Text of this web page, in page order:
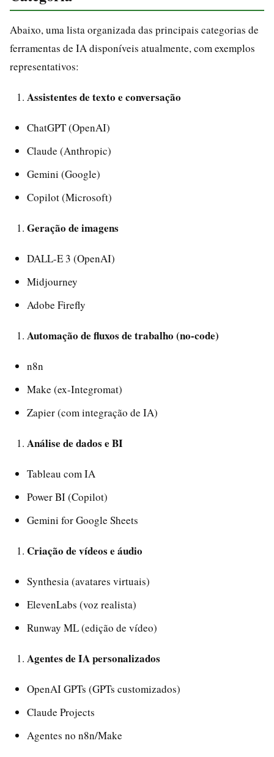
Abaixo, uma lista organizada das principais categorias de
ferramentas de IA disponíveis atualmente, com exemplos
representativos:
Assistentes de texto e conversação
ChatGPT (OpenAI)
Claude (Anthropic)
Gemini (Google)
Copilot (Microsoft)
Geração de imagens
DALL-E 3 (OpenAI)
Midjourney
Adobe Firefly
Automação de fluxos de trabalho (no-code)
n8n
Make (ex-Integromat)
Zapier (com integração de IA)
Análise de dados e BI
Tableau com IA
Power BI (Copilot)
Gemini for Google Sheets
Criação de vídeos e áudio
Synthesia (avatares virtuais)
ElevenLabs (voz realista)
Runway ML (edição de vídeo)
Agentes de IA personalizados
OpenAI GPTs (GPTs customizados)
Claude Projects
Agentes no n8n/Make